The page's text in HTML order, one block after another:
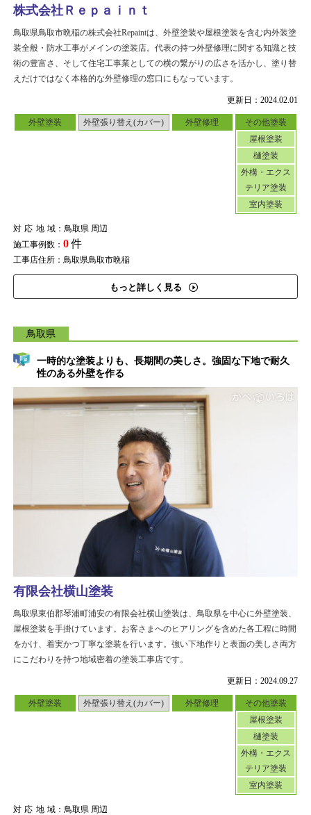
更新日：2024.02.01
外壁塗装 外壁張り替え(カバー) 外壁修理
その他塗装
屋根塗装
樋塗装
外構・エクス
テリア塗装
室内塗装
対応地域：鳥取県 周辺
施工事例数： 0件
工事店住所：鳥取県鳥取市晩稲
もっと詳しく見る
株式会社Ｒｅｐａｉｎｔ
鳥取県鳥取市晩稲の株式会社Repaintは、外壁塗装や屋根塗装を含む内外装塗
装全般・防水工事がメインの塗装店。代表の持つ外壁修理に関する知識と技
術の豊富さ、そして住宅工事業としての横の繋がりの広さを活かし、塗り替
えだけではなく本格的な外壁修理の窓口にもなっています。
鳥取県
一時的な塗装よりも、長期間の美しさ。強固な下地で耐久
性のある外壁を作る
更新日：2024.09.27
外壁塗装 外壁張り替え(カバー) 外壁修理
その他塗装
屋根塗装
樋塗装
外構・エクス
テリア塗装
室内塗装
対応地域：鳥取県 周辺
有限会社横山塗装
鳥取県東伯郡琴浦町浦安の有限会社横山塗装は、鳥取県を中心に外壁塗装、
屋根塗装を手掛けています。お客さまへのヒアリングを含めた各工程に時間
をかけ、着実かつ丁寧な塗装を行います。強い下地作りと表面の美しさ両方
にこだわりを持つ地域密着の塗装工事店です。